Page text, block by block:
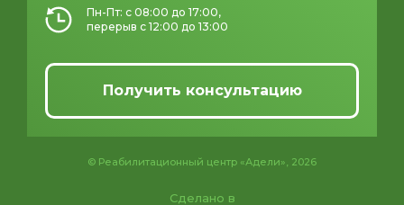
Пн-Пт: с 08:00 до 17:00,
перерыв с 12:00 до 13:00
Получить консультацию
© Реабилитационный центр «Адели», 2026
Сделано в